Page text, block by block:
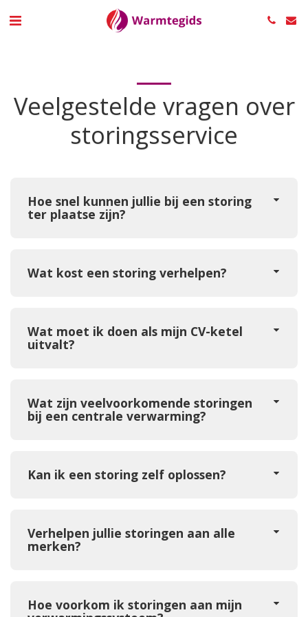
Veelgestelde vragen over
storingsservice
Hoe snel kunnen jullie bij een storing
ter plaatse zijn?
Wat kost een storing verhelpen?
Wat moet ik doen als mijn CV-ketel
uitvalt?
Wat zijn veelvoorkomende storingen
bij een centrale verwarming?
Kan ik een storing zelf oplossen?
Verhelpen jullie storingen aan alle
merken?
Hoe voorkom ik storingen aan mijn